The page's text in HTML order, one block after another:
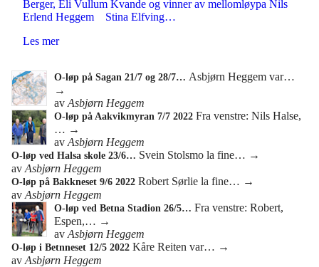
Berger, Eli Vullum Kvande og vinner av mellomløypa Nils
Erlend Heggem Stina Elfving…
Les mer
O-løp på Sagan 21/7 og 28/7… Asbjørn Heggem var…
→
av Asbjørn Heggem
O-løp på Aakvikmyran 7/7 2022 Fra venstre: Nils Halse,
… →
av Asbjørn Heggem
O-løp ved Halsa skole 23/6… Svein Stolsmo la fine… →
av Asbjørn Heggem
O-løp på Bakkneset 9/6 2022 Robert Sørlie la fine… →
av Asbjørn Heggem
O-løp ved Betna Stadion 26/5… Fra venstre: Robert,
Espen,… →
av Asbjørn Heggem
O-løp i Betnneset 12/5 2022 Kåre Reiten var… →
av Asbjørn Heggem